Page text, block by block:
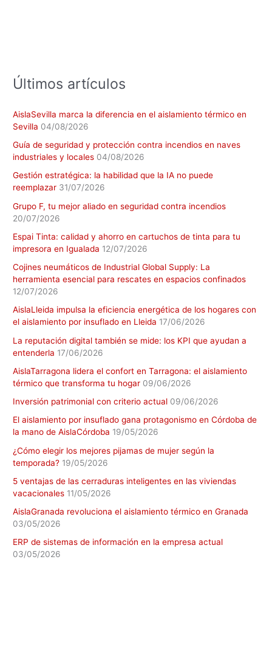
Últimos artículos
AislaSevilla marca la diferencia en el aislamiento térmico en
Sevilla 04/08/2026
Guía de seguridad y protección contra incendios en naves
industriales y locales 04/08/2026
Gestión estratégica: la habilidad que la IA no puede
reemplazar 31/07/2026
Grupo F, tu mejor aliado en seguridad contra incendios
20/07/2026
Espai Tinta: calidad y ahorro en cartuchos de tinta para tu
impresora en Igualada 12/07/2026
Cojines neumáticos de Industrial Global Supply: La
herramienta esencial para rescates en espacios confinados
12/07/2026
AislaLleida impulsa la eficiencia energética de los hogares con
el aislamiento por insuflado en Lleida 17/06/2026
La reputación digital también se mide: los KPI que ayudan a
entenderla 17/06/2026
AislaTarragona lidera el confort en Tarragona: el aislamiento
térmico que transforma tu hogar 09/06/2026
Inversión patrimonial con criterio actual 09/06/2026
El aislamiento por insuflado gana protagonismo en Córdoba de
la mano de AislaCórdoba 19/05/2026
¿Cómo elegir los mejores pijamas de mujer según la
temporada? 19/05/2026
5 ventajas de las cerraduras inteligentes en las viviendas
vacacionales 11/05/2026
AislaGranada revoluciona el aislamiento térmico en Granada
03/05/2026
ERP de sistemas de información en la empresa actual
03/05/2026